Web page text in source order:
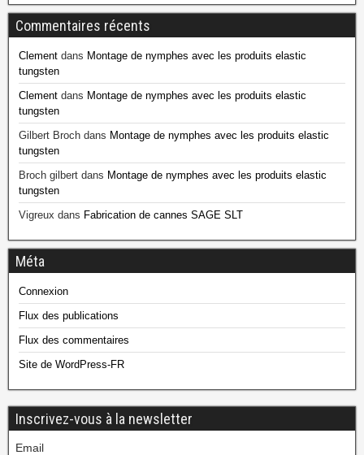
Commentaires récents
Clement dans Montage de nymphes avec les produits elastic
tungsten
Clement dans Montage de nymphes avec les produits elastic
tungsten
Gilbert Broch dans Montage de nymphes avec les produits elastic
tungsten
Broch gilbert dans Montage de nymphes avec les produits elastic
tungsten
Vigreux dans Fabrication de cannes SAGE SLT
Méta
Connexion
Flux des publications
Flux des commentaires
Site de WordPress-FR
Inscrivez-vous à la newsletter
Email